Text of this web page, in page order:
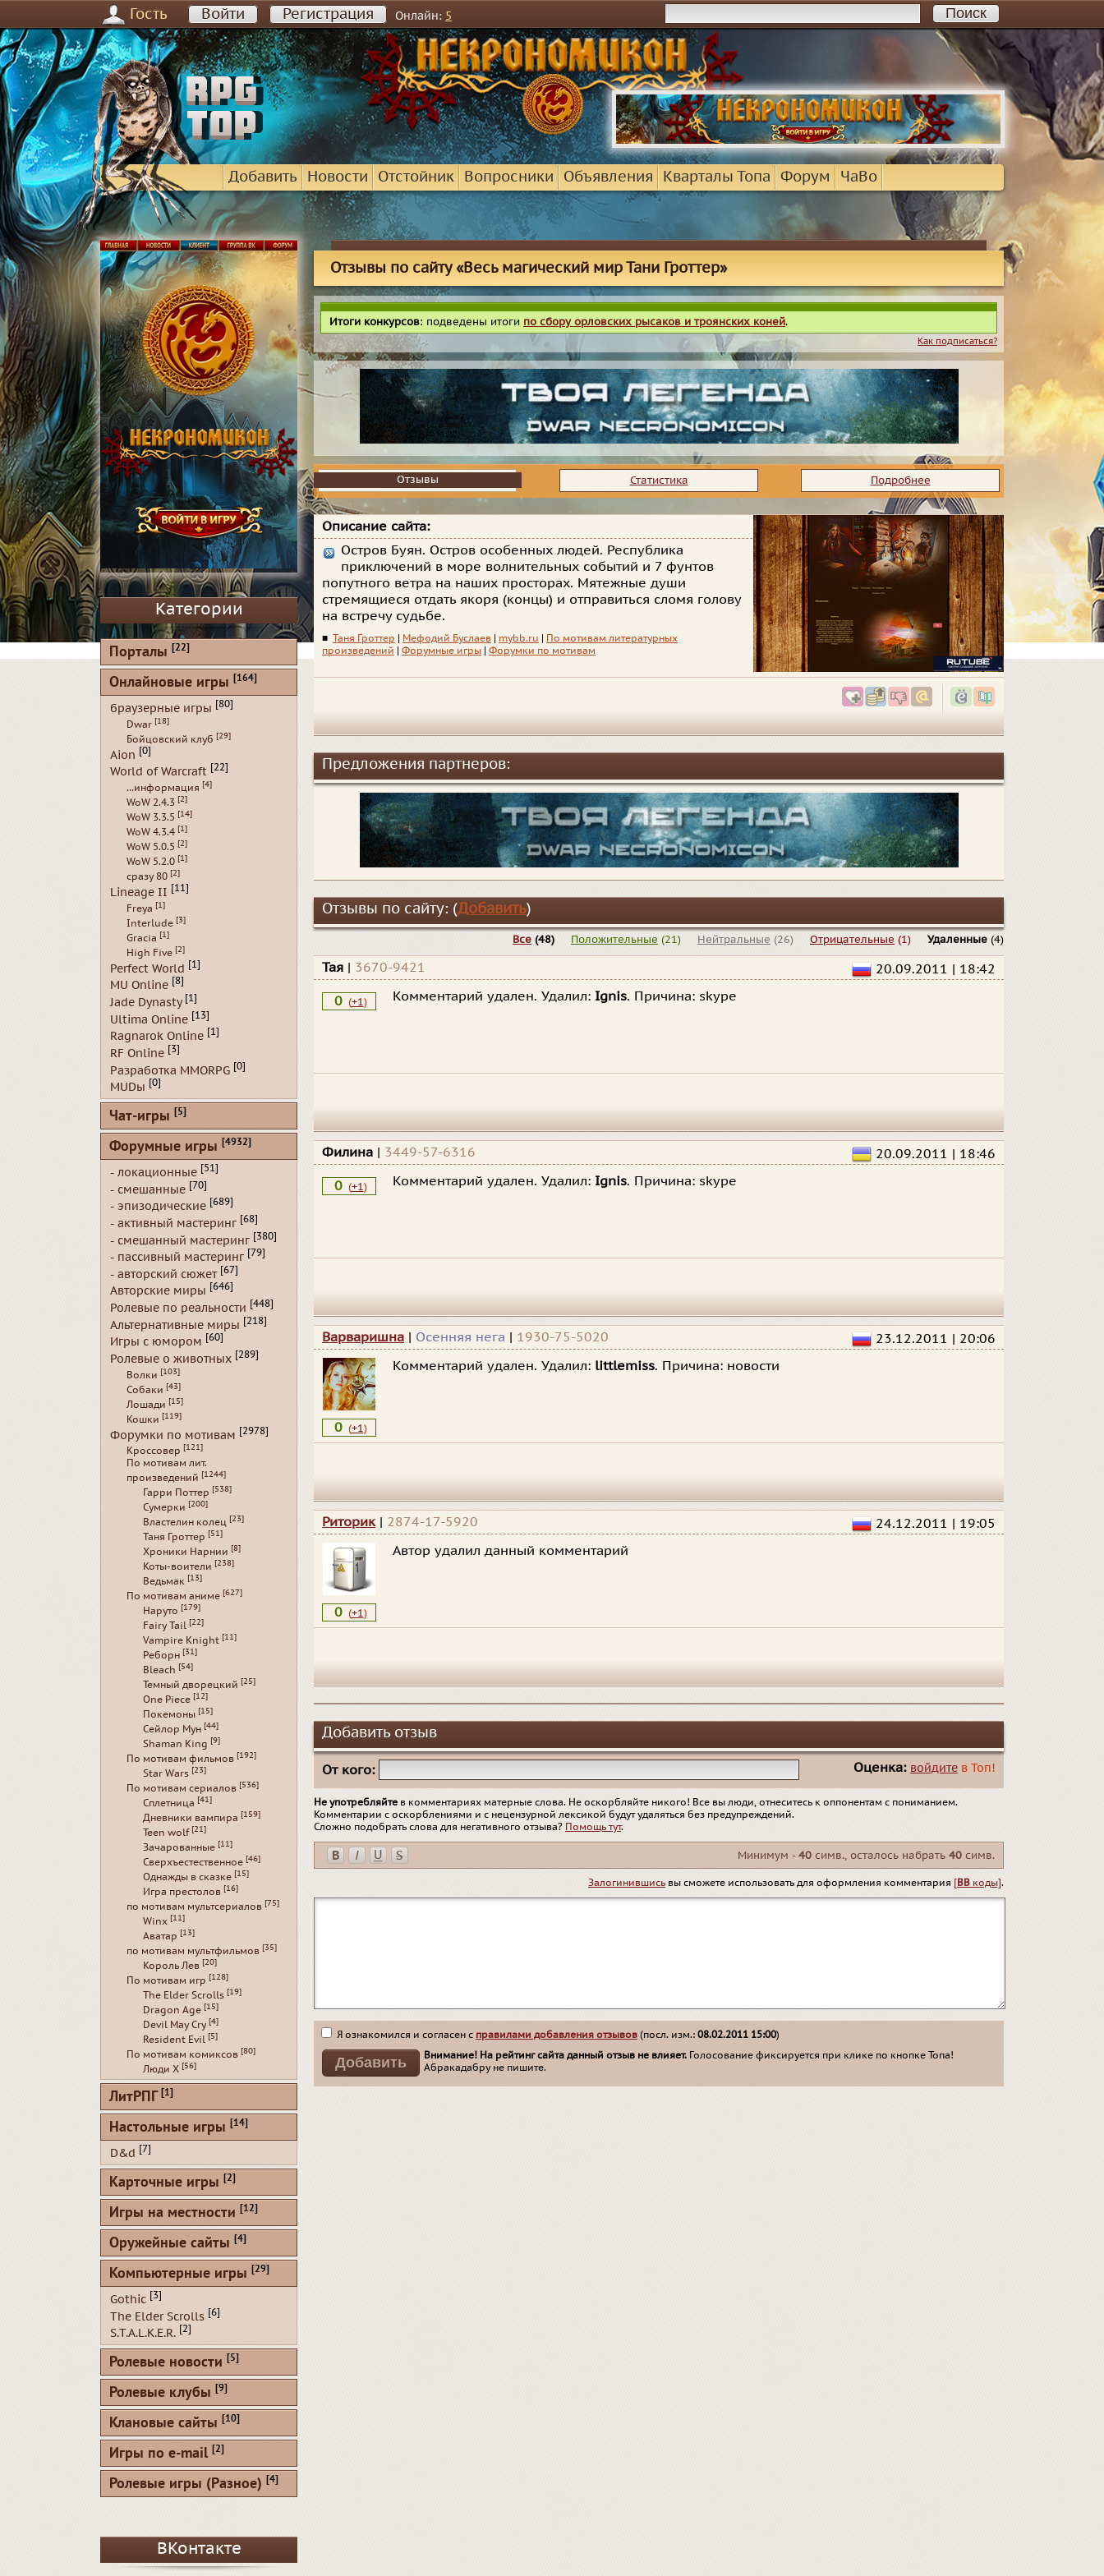
Гость Войти Регистрация Онлайн: 5
Добавить Новости Отстойник Вопросники Объявления Кварталы Топа Форум ЧаВо
Отзывы по сайту «Весь магический мир Тани Гроттер»
Итоги конкурсов: подведены итоги по сбору орловских рысаков и троянских коней.
Как подписаться?
Отзывы
Отзывы Статистика Подробнее
Описание сайта:
Остров Буян. Остров особенных людей. Республика
приключений в море волнительных событий и 7 фунтов
попутного ветра на наших просторах. Мятежные души
стремящиеся отдать якоря (концы) и отправиться сломя голову
на встречу судьбе.
■ Таня Гроттер Мефодий Буслаев mybb.ru
По мотивам литературных
произведений
Форумные игры Форумки по мотивам
Предложения партнеров:
Отзывы по сайту: (Добавить)
Удаленные (4)
Отрицательные (1)
Нейтральные (26)
Положительные (21)
Все (48)
Тая | 3670-9421 20.09.2011 | 18:42
0 (+1) Комментарий удален. Удалил: Ignis. Причина: skype
Филина | 3449-57-6316 20.09.2011 | 18:46
0 (+1) Комментарий удален. Удалил: Ignis. Причина: skype
Варваришна | Осенняя нега | 1930-75-5020 23.12.2011 | 20:06
0 (+1)
Комментарий удален. Удалил: littlemiss. Причина: новости
Риторик | 2874-17-5920 24.12.2011 | 19:05
0 (+1)
Автор удалил данный комментарий
Добавить отзыв
От кого: Оценка: войдите в Топ!
Не употребляйте в комментариях матерные слова. Не оскорбляйте никого! Все вы люди, отнеситесь к оппонентам с пониманием.
Комментарии с оскорблениями и с нецензурной лексикой будут удаляться без предупреждений.
Сложно подобрать слова для негативного отзыва? Помощь тут.
Минимум -40 симв., осталось набрать 40 симв.
Залогинившись вы сможете использовать для оформления комментария [BB коды].
Я ознакомился и согласен с правилами добавления отзывов (посл. изм.: 08.02.2011 15:00)
Внимание! На рейтинг сайта данный отзыв не влияет. Голосование фиксируется при клике по кнопке Топа!
Абракадабру не пишите.
Категории
Порталы [22]
Онлайновые игры [164]
браузерные игры [80]
Dwar [18]
Бойцовский клуб [29]
Aion [0]
World of Warcraft [22]
...информация [4]
WoW 2.4.3 [2]
WoW 3.3.5 [14]
WoW 4.3.4 [1]
WoW 5.0.5 [2]
WoW 5.2.0 [1]
сразу 80 [2]
Lineage II [11]
Freya [1]
Interlude [3]
Gracia [1]
High Five [2]
Perfect World [1]
MU Online [8]
Jade Dynasty [1]
Ultima Online [13]
Ragnarok Online [1]
RF Online [3]
Разработка MMORPG [0]
MUDы [0]
Чат-игры [5]
Форумные игры [4932]
- локационные [51]
- смешанные [70]
- эпизодические [689]
- активный мастеринг [68]
- смешанный мастеринг [380]
- пассивный мастеринг [79]
- авторский сюжет [67]
Авторские миры [646]
Ролевые по реальности [448]
Альтернативные миры [218]
Игры с юмором [60]
Ролевые о животных [289]
Волки [103]
Собаки [43]
Лошади [15]
Кошки [119]
Форумки по мотивам [2978]
Кроссовер [121]
По мотивам лит.
произведений [1244]
Гарри Поттер [538]
Сумерки [200]
Властелин колец [23]
Таня Гроттер [51]
Хроники Нарнии [8]
Коты-воители [238]
Ведьмак [13]
По мотивам аниме [627]
Наруто [179]
Fairy Tail [22]
Vampire Knight [11]
Реборн [31]
Bleach [54]
Темный дворецкий [25]
One Piece [12]
Покемоны [15]
Сейлор Мун [44]
Shaman King [9]
По мотивам фильмов [192]
Star Wars [23]
По мотивам сериалов [536]
Сплетница [41]
Дневники вампира [159]
Teen wolf [21]
Зачарованные [11]
Сверхъестественное [46]
Однажды в сказке [15]
Игра престолов [16]
по мотивам мультсериалов [75]
Winx [11]
Аватар [13]
по мотивам мультфильмов [35]
Король Лев [20]
По мотивам игр [128]
The Elder Scrolls [19]
Dragon Age [15]
Devil May Cry [4]
Resident Evil [5]
По мотивам комиксов [80]
Люди Х [56]
ЛитРПГ [1]
Настольные игры [14]
D&d [7]
Карточные игры [2]
Игры на местности [12]
Оружейные сайты [4]
Компьютерные игры [29]
Gothic [3]
The Elder Scrolls [6]
S.T.A.L.K.E.R. [2]
Ролевые новости [5]
Ролевые клубы [9]
Клановые сайты [10]
Игры по e-mail [2]
Ролевые игры (Разное) [4]
ВКонтакте